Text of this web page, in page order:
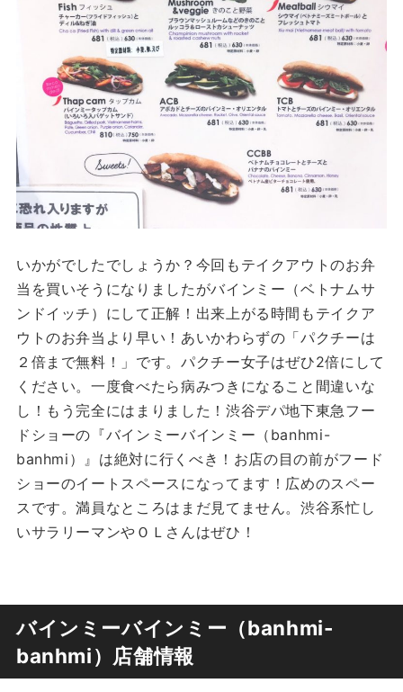
いかがでしたでしょうか？今回もテイクアウトのお弁
当を買いそうになりましたがバインミー（ベトナムサ
ンドイッチ）にして正解！出来上がる時間もテイクア
ウトのお弁当より早い！あいかわらずの「パクチーは
２倍まで無料！」です。パクチー女子はぜひ2倍にして
ください。一度食べたら病みつきになること間違いな
し！もう完全にはまりました！渋谷デパ地下東急フー
ドショーの『バインミーバインミー（banhmi-
banhmi）』は絶対に行くべき！お店の目の前がフード
ショーのイートスペースになってます！広めのスペー
スです。満員なところはまだ見てません。渋谷系忙し
いサラリーマンやＯＬさんはぜひ！
バインミーバインミー（banhmi-
banhmi）店舗情報